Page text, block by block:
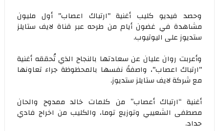
وحصد فيديو كليب أغنية "ارتباك اعصاب" أول مليون
مشاهدة في غضون أيام من طرحه عبر قناة لايف ستايلز
ستديوز على اليوتيوب.
وأعربت روان عليان عن سعادتها بالنجاح الذي تُحققه أغنية
"ارتباك اعصاب"، واصفةً نفسها بالمحظوظة جراء تعاونها
مع شركة لايف ستايلز ستديوز.
أغنية “ارتباك أعصاب” من كلمات خالد ممدوح والحان
مصطفى الشعيبي وتوزيع توما، والكليب من اخراج فادي
حداد.